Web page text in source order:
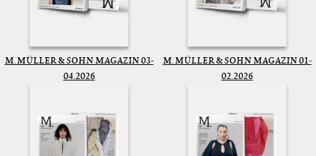
M. MÜLLER & SOHN MAGAZIN 03-
04.2026
M. MÜLLER & SOHN MAGAZIN 01-
02.2026